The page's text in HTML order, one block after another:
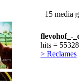
15 media
flevohof_-
hits = 55328
> Reclames